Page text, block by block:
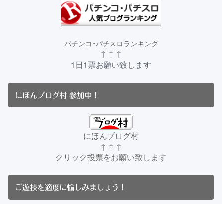
パチンコ・パチスロランキング
↑ ↑ ↑
1日1票お願い致します
にほんブログ村 参加中！
にほんブログ村
↑ ↑ ↑
クリック投票をお願い致します
ご遊技を適度に愉しみましょう！